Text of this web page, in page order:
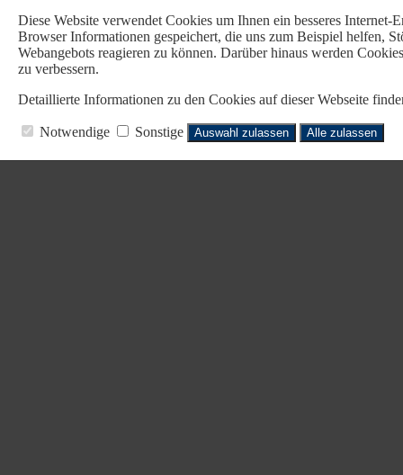
Diese Website verwendet Cookies um Ihnen ein besseres
Browser Informationen gespeichert, die uns zum Beispiel helfen,
Webangebots reagieren zu können. Darüber hinaus werden
zu verbessern.
Detaillierte Informationen zu den Cookies auf dieser Webseite
Notwendige Sonstige Auswahl zulassen Alle zulassen